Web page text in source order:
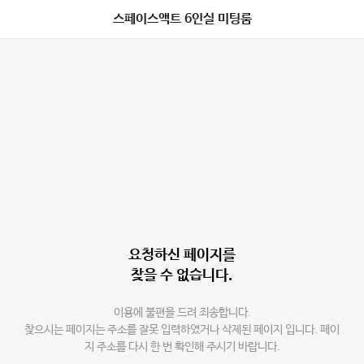
스페이스액트 6인실 미팅룸
요청하신 페이지를
찾을 수 없습니다.
이용에 불편을 드려 죄송합니다.
찾으시는 페이지는 주소를 잘못 입력하였거나 삭제된 페이지 입니다. 페이
지 주소를 다시 한 번 확인해 주시기 바랍니다.